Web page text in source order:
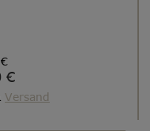
€
Versand